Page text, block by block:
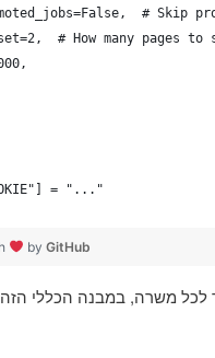
# Skip
# How many pages to
= "..."
by GitHub